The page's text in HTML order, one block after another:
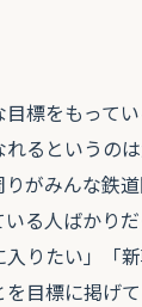
標をもって
れるというの
がみんな鉄
る人ばかり
入りたい」「
を目標に掲げ